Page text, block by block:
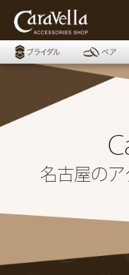
名古屋の